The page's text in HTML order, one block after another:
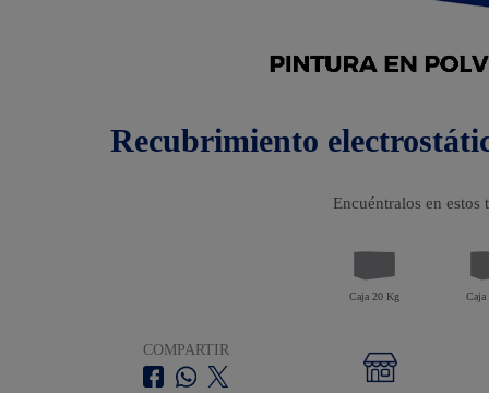
Recubrimiento
Encuéntralos en estos
Caja 20 Kg
COMPARTIR